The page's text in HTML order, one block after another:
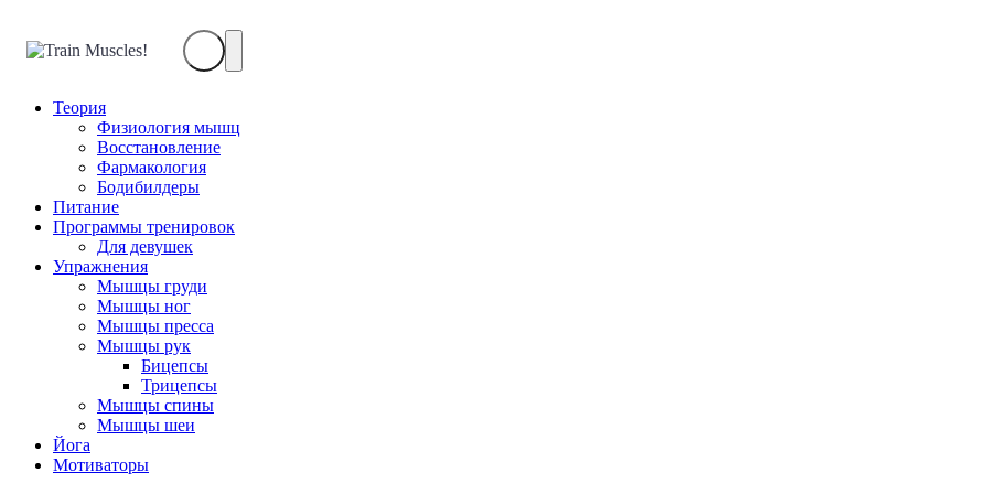
Train
Теория
Физиология мышц
Восстановление
Фармакология
Бодибилдеры
Питание
Программы тренировок
Для девушек
Упражнения
Мышцы груди
Мышцы ног
Мышцы пресса
Мышцы рук
Бицепсы
Трицепсы
Мышцы спины
Мышцы шеи
Йога
Мотиваторы